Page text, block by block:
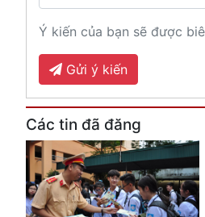
Ý kiến của bạn sẽ được
Gửi ý kiến
Các tin đã đăng